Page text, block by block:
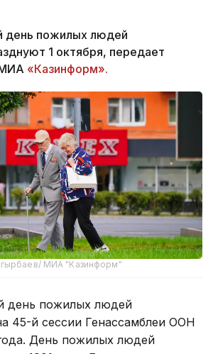
пожилых людей
1 октября, передает
«Казинформ».
МИА "Казинформ"
день пожилых людей
45-й сессии Генассамблеи ООН
День пожилых людей